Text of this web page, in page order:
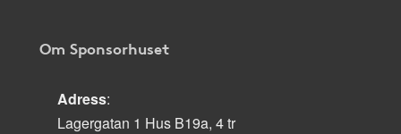
Om Sponsorhuset
Adress:
Lagergatan 1 Hus B19a, 4 tr